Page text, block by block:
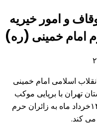
و امور خیریه
امام خمینی (ره)
اسلامی امام خمینی
تهران با برپایی موکب
یاوران روح الله (ره) در روزهای۱۳ و ۱۴خرداد ماه به زائران حرم
کند.